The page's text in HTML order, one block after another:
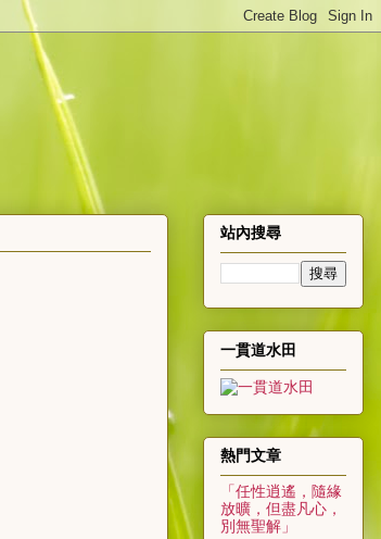
站內搜尋
一貫道水田
熱門文章
「任性逍遙，隨緣
放曠，但盡凡心，
別無聖解」